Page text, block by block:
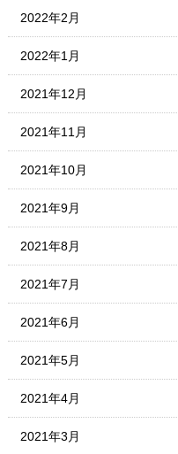
2022年2月
2022年1月
2021年12月
2021年11月
2021年10月
2021年9月
2021年8月
2021年7月
2021年6月
2021年5月
2021年4月
2021年3月